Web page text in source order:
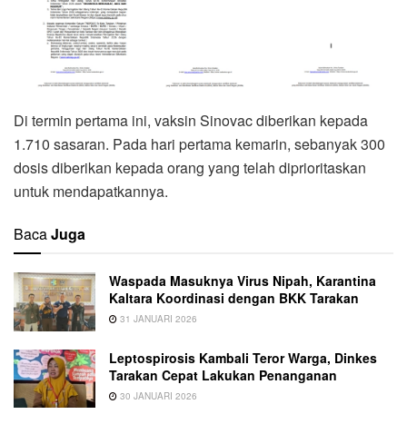
Di termin pertama ini, vaksin Sinovac diberikan kepada
1.710 sasaran. Pada hari pertama kemarin, sebanyak 300
dosis diberikan kepada orang yang telah diprioritaskan
untuk mendapatkannya.
BacaJuga
Waspada Masuknya Virus Nipah, Karantina
Kaltara Koordinasi dengan BKK Tarakan
31 JANUARI 2026
Leptospirosis Kambali Teror Warga, Dinkes
Tarakan Cepat Lakukan Penanganan
30 JANUARI 2026